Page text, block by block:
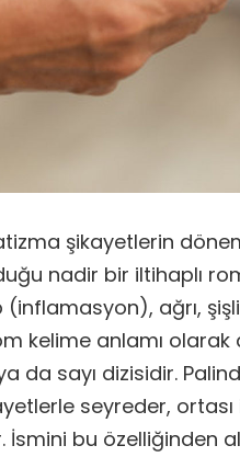
şikayetlerin
nadir bir iltihaplı
ağrı,
kelime anlamı
da sayı dizisidir.
seyreder,
bu özelliğinden